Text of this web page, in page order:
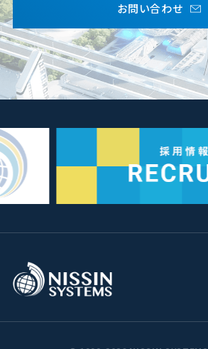
お問い合わせ